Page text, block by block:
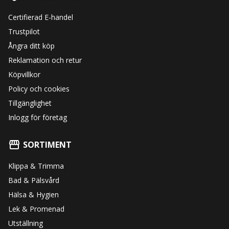
Certifierad E-handel
Trustpilot
Ångra ditt köp
Reklamation och retur
Köpvillkor
Policy och cookies
Tillgänglighet
Inlogg för företag
SORTIMENT
Klippa & Trimma
Bad & Pälsvård
Hälsa & Hygien
Lek & Promenad
Utställning